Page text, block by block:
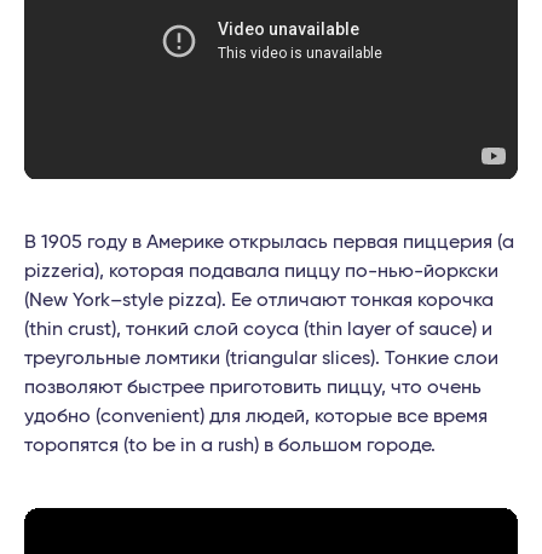
В 1905 году в Америке открылась первая пиццерия (a
pizzeria), которая подавала пиццу по-нью-йоркски
(New York–style pizza). Ее отличают тонкая корочка
(thin crust), тонкий слой соуса (thin layer of sauce) и
треугольные ломтики (triangular slices). Тонкие слои
позволяют быстрее приготовить пиццу, что очень
удобно (convenient) для людей, которые все время
торопятся (to be in a rush) в большом городе.